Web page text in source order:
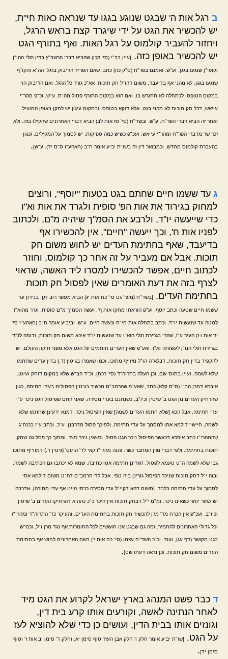
ב רגל אות ה' שבגט שנוגע בגגו עד שנראה כאות חי"ת,
יש להכשיר את הגט על ידי שיגרד קצת בראש הרגל,
ויחזור להעביר קולמוס על רגל האות. ואף בתורף הגט
יש להכשיר באופן כזה.
[עיין בב"י (סי' קכו) שהביא דברי הרשב"ץ בדין רגלי ההי"ן
וקופי"ן שנגעו בגגן. וע"ש. ואמנם בפר"ח (ס"ק כה) כתב, שאם הפריד הדיבוק ברגלי הה"א והקו"ף
שנגעו בגגן, לא מהני אף בדיעבד, משום דהו"ל חק תוכות, אא"כ גורר כל הרגל. ואם הדיבוק הוי
במקום הטופס, לכתחלה לא תתגרש בו, ואם הוא במקום התורף פסול מה"ת. ע"ש. וכ"פ מהר"י
עייאש, דכל חק תוכות לא מהני בגט. אלא דוקא בטופס. ובמקום עיגון יש לתקן באופן המועיל.
ואחר זה הביא דברי הפר"ח. ע"ש. ובשד"ח (סי' טז אות לב) הביא דברי האחרונים שהקילו בזה. ולא
זכר שר מדברי הפר"ח ומהר"י עייאש. ועכ"פ כשיש כמה ספיקות, יש לסמוך על המקילים, וכגון
בהעברת קולמוס מחדש, וכמבואר דין זה בשו"ת יביע אומר ח"ב (חאהע"ז ס"ס יד). ע"ש].
ג עד ששמו חיים שחתם בגט בטעות "יוסף", ורוצים
למחוק בגירוד את אות הפ' סופית ולגרד את אות וא"ו
כדי שייעשה יו"ד, ולרבע את הסמ"ך שיהיה מ"ם, ולכתוב
לפניו אות ח', וכך ייעשה "חיים", אין להכשירו אף
בדיעבד, שאף בחתימת העדים יש לחוש משום חק
תוכות. אבל אם מעביר על זה אחר כך קולמוס, וחוזר
לכתוב חיים, אפשר להכשירו למסרו ליד האשה, שראוי
לצרף בזה את דעת האומרים שאין לפסול חק תוכות
בחתימת העדים.
[בשד"ח (מער' גט סי' כח אות יג) הביא מספר רוב דגן, בנידון עד
ששמו חיים שטעה וכתב יוסף, וע"פ הוראתו מחקו אות ף', ועשה הסמ"ך מ"ם סופית, וגרר מהוא"ו
למטה עד שנעשית יו"ד, וכתב בתחלה אות חי"ת ונעשה חיים. ע"ש. וביביע אומר ח"ב (חאהע"ז סי'
יד אות ו-ז) העיר ע"ז, שהרי בגרירת רגלי הוא"ו עד שנעשית יו"ד איכא משום חק תוכות, ודומה לנ"ד
בגרירת רגלי הנו"ן לעשותה וא"ו. ואע"פ שאין העדים חותמים על הגט אלא מפני תיקון העולם, יש
להקפיד בדין חק תוכות, דבלא"ה הו"ל מזוייף מתוכו, וכמו שאמרו בגיטין (ד.) בדין עדים שחתמו
שלא לשמה. ועיין בתוס' שם. וכן העלה בתרוה"ד (סי' רכח). וכ"ד הב"ש שלא במקום דוחק ועיגון.
איברא דמרן הב"י (ס"ס קלא) כתב, שאע"פ שהרמב"ם מכשיר בגיטין הפסולים בעדי חתימה, כגון
שהרחיק העדים מן הגט ב' שיטין וכיו"ב, כשנתנם בעדי מסירה, שאני התם שפיסול הגט ניכר ע"י
עדי חתימה. אבל הכא [שלא חתמו העדים לשמה] שאין הפיסול ניכר, דמנא ידעינן שחתמו שלא
לשמה, חיישי' דילמא אתו למסמך על עדי חתימה, ולפיכך פסול מדרבנן. ע"כ. וכתב ע"ז בכנה"ג,
שהמהרי"ו כתב איפכא דכאשר הפיסול ניכר הגט פסול, וכשאין ניכר כשר. ומתוך כך פסל גט שחק
תוכות בחתימה. ולפי דברי מרן המחבר כשר. והנה מהרי"ו קאי לד' התוס' (גיטין ד.) דמזוייף מתוכו
גבי שלא לשמה ה"ט טעמא לפסול, דגזרינן חתימה אטו כתיבה, שמא לא יכתבו גם הכתיבה לשמה.
ובזה י"ל דחק תוכות שניכר הפיסול גזרינן ביה טפי. אבל לד' הרמב"ם דה"ט משום דילמא אתי
לסמוך על עדי חתימה בלבד, [משום דהא דקיי"ל עדי מסירה כרתי היינו אף עדי מסירה]. אדרבה
יש לגזור יותר כשאינו ניכר. ומ"מ י"ל דבחק תוכות אין היכר כ"כ כההיא דהרחיקו העדים ב' שיטין
וכיו"ב. ועכ"פ אין הכרח מד' מרן להכשיר חק תוכות בחתימת העדים. והעיקר כד' התרוה"ד ומהרי"ו
וכל גדולי האחרונים להחמיר. ומה גם שבגט אנו חוששים לכל החומרות אף נגד מרן ז"ל, וכמ"ש
בגט מקושר (דף עג), ועוד, וכ"כ השד"ח עצמו (סי' כח אות י') בשם האחרונים לחוש אף בחתימת
העדים משום חק תוכות. וכן נראה דעתו שם].
ד כבר פשט המנהג בארץ ישראל לקרוע את הגט מיד
לאחר הנתינה לאשה, וקורעים אותו קרע בית דין,
וגונזים אותו בבית הדין, ועושים כן כדי שלא להוציא לעז
על הגט.
[שו"ת יביע אומר חלק ו' חלק אבן העזר סוף סימן יא. וחלק ד' סימן יב אות ז' וסוף
סימן יד].